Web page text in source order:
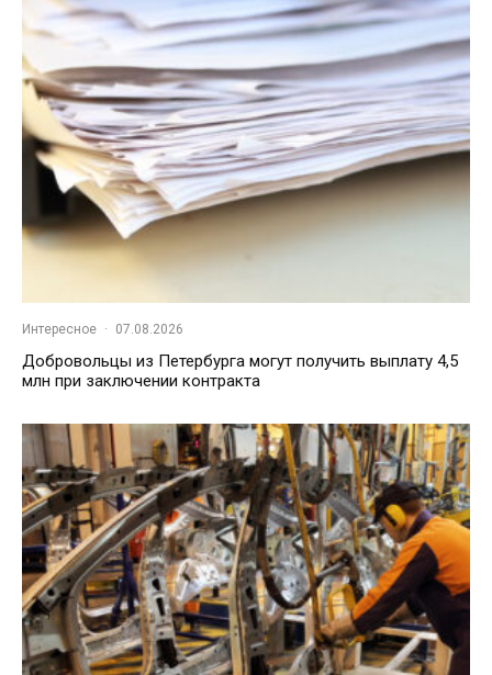
Интересное · 07.08.2026
Добровольцы из Петербурга могут получить выплату 4,5
млн при заключении контракта